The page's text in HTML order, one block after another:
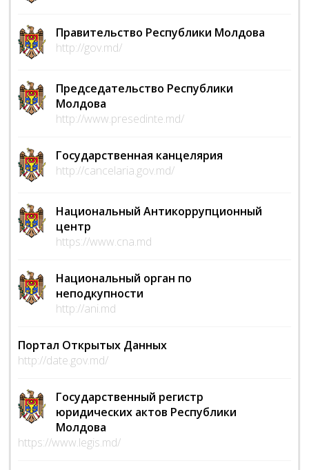
Правительство Республики Молдова
http://gov.md/
Председательство Республики
Молдова
http://www.presedinte.md/
Государственная канцелярия
http://cancelaria.gov.md/
Национальный Антикоррупционный
центр
https://www.cna.md
Национальный орган по
неподкупности
http://ani.md
Портал Открытых Данных
http://date.gov.md/
Государственный регистр
юридических актов Республики
Молдова
https://www.legis.md/